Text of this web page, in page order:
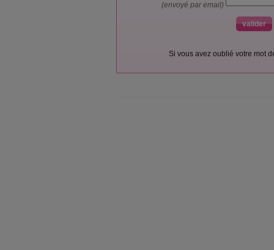
(envoyé par email)
Si vous avez oublié votre mot